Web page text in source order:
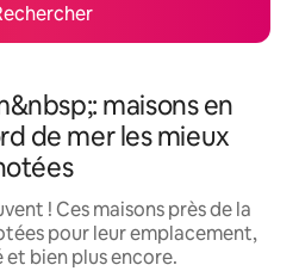
maisons en
de mer les mieux
! Ces maisons près de la
pour leur emplacement,
bien plus encore.